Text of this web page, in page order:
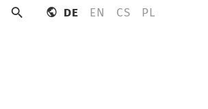
DE EN CS PL